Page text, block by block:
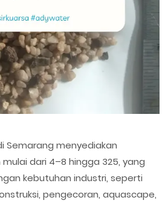
Semarang menyediakan
dari 4–8 hingga 325, yang
kebutuhan industri, seperti
pengecoran, aquascape,